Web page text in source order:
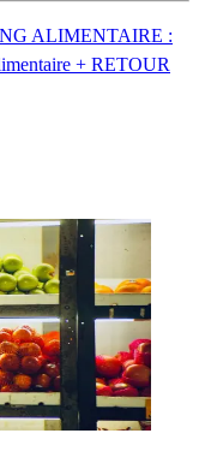
ALIMENTAIRE :
+ RETOUR